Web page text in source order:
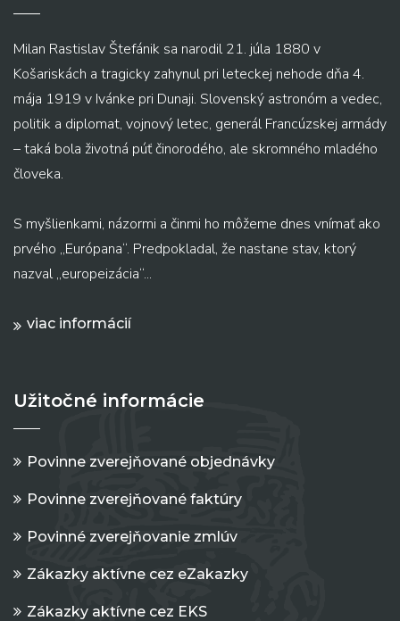
Milan Rastislav Štefánik sa narodil 21. júla 1880 v
Košariskách a tragicky zahynul pri leteckej nehode dňa 4.
mája 1919 v Ivánke pri Dunaji. Slovenský astronóm a vedec,
politik a diplomat, vojnový letec, generál Francúzskej armády
– taká bola životná púť činorodého, ale skromného mladého
človeka.
S myšlienkami, názormi a činmi ho môžeme dnes vnímať ako
prvého „Európana“. Predpokladal, že nastane stav, ktorý
nazval „europeizácia“...
viac informácií
Užitočné informácie
Povinne zverejňované objednávky
Povinne zverejňované faktúry
Povinné zverejňovanie zmlúv
Zákazky aktívne cez eZakazky
Zákazky aktívne cez EKS